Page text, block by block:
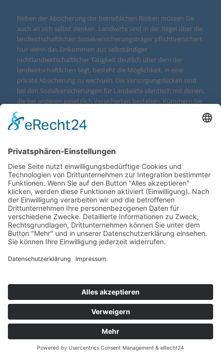
Neben der Absicherung der betrieblichen Risiken müssen Sie
auch an sich selbst denken. Landwirte sind in der Regel über die
landwirtschaftlichen Sozialversicherungsträger pflichtversichert.
Nur wenn das Einkommen aus selbständiger
nichtlandwirtschaftlicher Tätigkeit deutlich über dem der
landwirtschaftlichen liegt, besteht die Möglichkeit, in eine
private Absicherung zu wechseln. Die Versorgungslücken sind
bei den Sozialversicherungen für Landwirte identisch mit denen,
die bei anderen gesetzlich Versicherten bestehen. Kümmern Sie
sich daher besser selbst um die notwendige Abrundung Ihre
Absicherung. So können Sie gezielter und leistungsstark
Vorsorge treffen – nur sozial ist fatal!
Krankenversicherung
Als gesetzlich Pflichtversicherter können Sie Ihre Absicherung
und die Ihrer Familie in den verschiedensten Bereichen durch
Krankenzusatzversicherungen ergänzen. Diese Bereiche sollten
von Ihnen mit privatem Zusatzschutz ergänzt werden:
Diese Bereiche sollten von Ihnen mit privatem Zusatzschutz
Stationäre Zusatzversicherung
Krankenhaus Ihrer Wahl als Privatpatient behandelt, auf
Wunsch auch vom Chefarzt. Sie liegen im Ein- bzw.
Zweibettzimmer und können die Möglichkeiten der
modernsten Medizintechnik ausschöpfen.
– Die Krankenkassen übernehmen
im Bestfall 65 % der Kosten für Zahnersatz. Allerdings nur im
Rahmen der Regelversorgung. Eine Brücke, die 700,– Euro